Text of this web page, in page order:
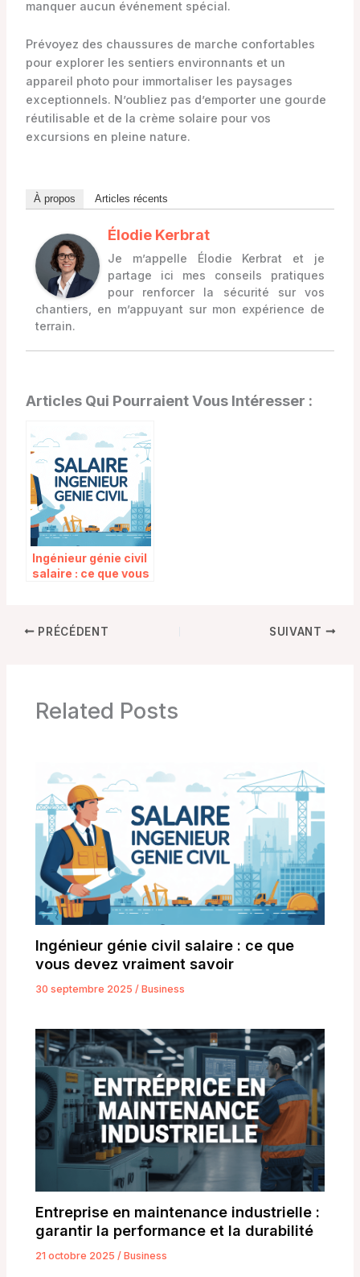
manquer aucun événement spécial.
Prévoyez des chaussures de marche confortables
pour explorer les sentiers environnants et un
appareil photo pour immortaliser les paysages
exceptionnels. N’oubliez pas d’emporter une gourde
réutilisable et de la crème solaire pour vos
excursions en pleine nature.
À propos Articles récents
Élodie Kerbrat
Je m’appelle Élodie Kerbrat et je
partage ici mes conseils pratiques
pour renforcer la sécurité sur vos
chantiers, en m’appuyant sur mon expérience de
terrain.
Articles Qui Pourraient Vous Intéresser :
Ingénieur génie civil
salaire : ce que vous
PRÉCÉDENT SUIVANT
Related Posts
Ingénieur génie civil salaire : ce que
vous devez vraiment savoir
30 septembre 2025/Business
Entreprise en maintenance industrielle :
garantir la performance et la durabilité
21 octobre 2025/Business